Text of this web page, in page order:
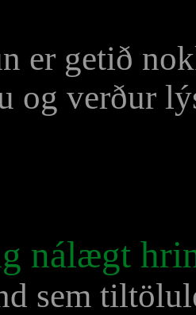
er getið
og verður
nálægt
sem